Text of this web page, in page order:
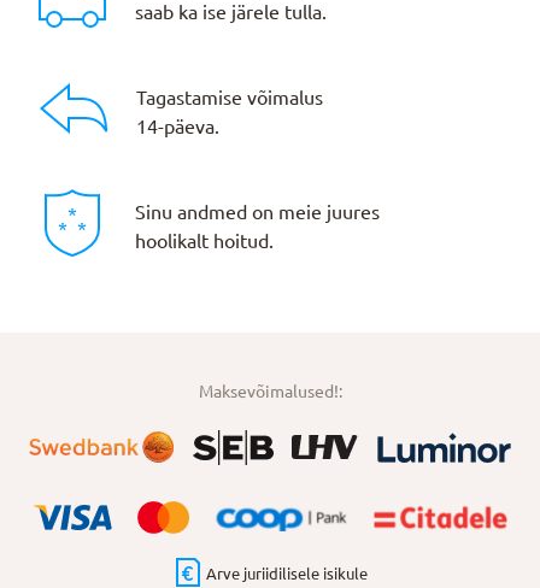
saab ka ise järele tulla.
Tagastamise võimalus
14-päeva.
Sinu andmed on meie juures
hoolikalt hoitud.
Maksevõimalused!:
Arve juriidilisele isikule